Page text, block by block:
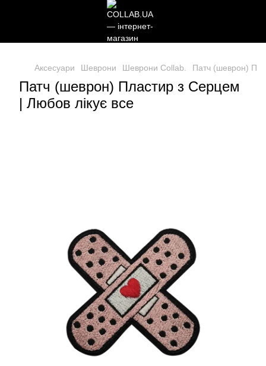
Аксесуари Шеврони Шеврони Collab. Патч (шеврон)
Патч (шеврон) Пластир з Серцем
| Любов лікує все